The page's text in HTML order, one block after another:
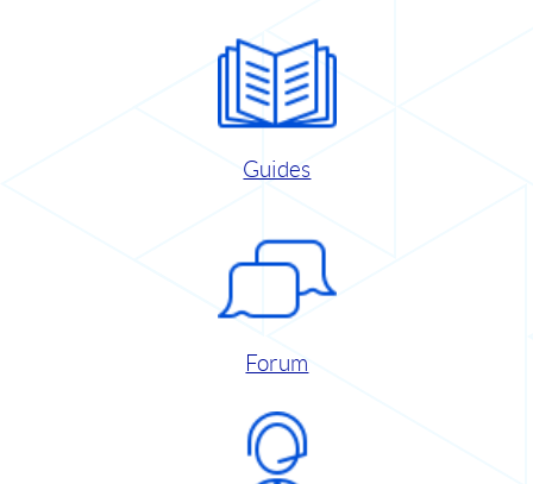
Guides
Forum